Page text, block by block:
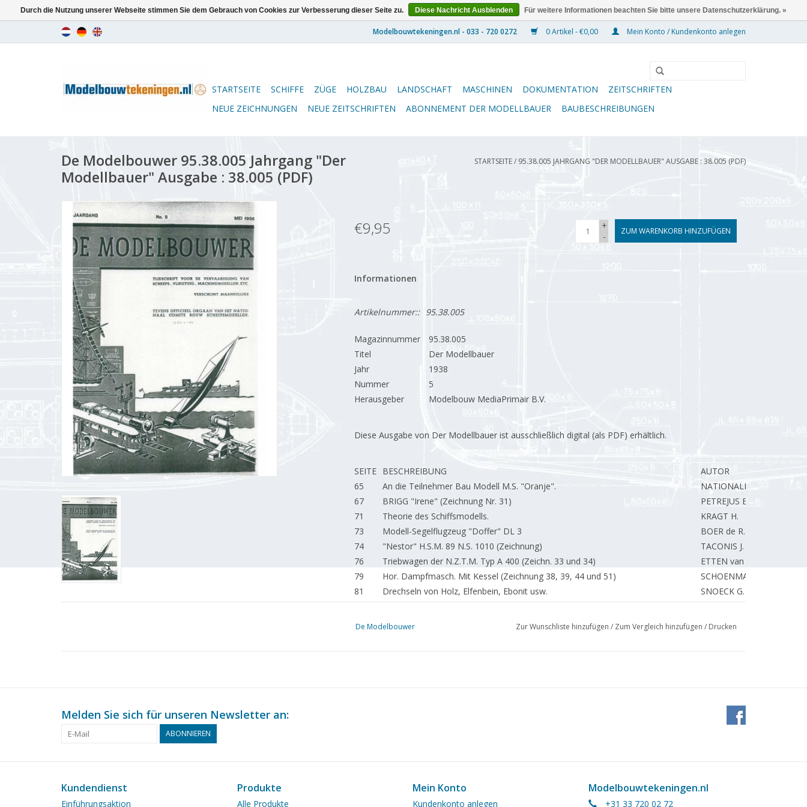
0 Artikel - €0,00 Mein Konto / Kundenkonto anlegen
STARTSEITE SCHIFFE ZÜGE HOLZBAU LANDSCHAFT MASCHINEN DOKUMENTATION
ZEITSCHRIFTEN
NEUE ZEICHNUNGEN
NEUE ZEITSCHRIFTEN ABONNEMENT DER MODELLBAUER BAUBESCHREIBUNGEN
De Modelbouwer 95.38.005 Jahrgang "Der
Modellbauer" Ausgabe : 38.005 (PDF)
STARTSEITE/ 95.38.005 JAHRGANG "DER MODELLBAUER" AUSGABE : 38.005 (PDF)
€9,95
+
-
ZUM WARENKORB HINZUFÜGEN
Informationen
Artikelnummer:: 95.38.005
Magazinnummer
95.38.005
Titel
Der Modellbauer
Jahr
1938
Nummer
5
Herausgeber
Modelbouw MediaPrimair B.V.
Diese Ausgabe von Der Modellbauer ist ausschließlich digital (als PDF) erhältlich.
SEITE BESCHREIBUNG
AUTOR
65
An die Teilnehmer Bau Modell M.S. "Oranje".
NATIONALES KOMITEE
67
BRIGG "Irene" (Zeichnung Nr. 31)
PETREJUS E.
71
Theorie des Schiffsmodells.
KRAGT H.
73
Modell-Segelflugzeug "Doffer" DL 3
BOER de R.
74
"Nestor" H.S.M. 89 N.S. 1010 (Zeichnung)
TACONIS J.
76
Triebwagen der N.Z.T.M. Typ A 400 (Zeichn. 33 und 34)
ETTEN van W.
79
Hor. Dampfmasch. Mit Kessel (Zeichnung 38, 39, 44 und 51)
SCHOENMAKERS A.
81
Drechseln von Holz, Elfenbein, Ebonit usw.
SNOECK G.
De Modelbouwer Zur Wunschliste hinzufügen / Zum Vergleich hinzufügen / Drucken
Melden Sie sich für unseren Newsletter an:
ABONNIEREN
Kundendienst
Einführungsaktion
Produkte
Alle Produkte
Mein Konto
Kundenkonto anlegen
Modelbouwtekeningen.nl
+31 33 720 02 72
Durch die Nutzung unserer Webseite stimmen Sie dem Gebrauch von Cookies zur Verbesserung dieser Seite zu. Diese Nachricht Ausblenden Für weitere Informationen beachten Sie bitte unsere Datenschutzerklärung. »